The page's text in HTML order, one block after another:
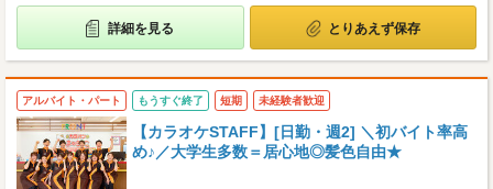
詳細を見る とりあえず保存
アルバイト・パート もうすぐ終了 短期 未経験者歓迎
【カラオケSTAFF】[日勤・週2] ＼初バイト率高
め♪／大学生多数＝居心地◎髪色自由★